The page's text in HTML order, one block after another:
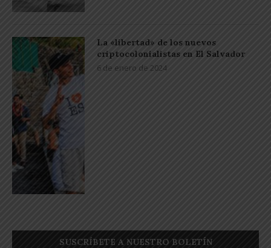
La «libertad» de los nuevos
criptocolonialistas en El Salvador
6 de enero de 2024
SUSCRÍBETE A NUESTRO BOLETÍN